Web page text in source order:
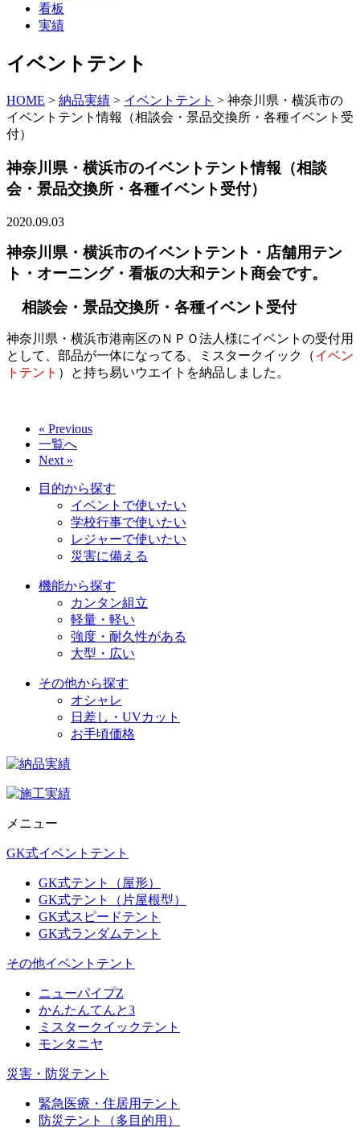
看板
実績
イベントテント
HOME > 納品実績 > イベントテント > 神奈川県・横浜市の
イベントテント情報（相談会・景品交換所・各種イベント受
付）
神奈川県・横浜市のイベントテント情報（相談
会・景品交換所・各種イベント受付）
2020.09.03
神奈川県・横浜市のイベントテント・店舗用テン
ト・オーニング・看板の大和テント商会です。
相談会・景品交換所・各種イベント受付
神奈川県・横浜市港南区のＮＰＯ法人様にイベントの受付用
として、部品が一体になってる、ミスタークイック（イベン
トテント ）と持ち易いウエイトを納品しました。
« Previous
一覧へ
Next »
目的から探す
イベントで使いたい
学校行事で使いたい
レジャーで使いたい
災害に備える
機能から探す
カンタン組立
軽量・軽い
強度・耐久性がある
大型・広い
その他から探す
オシャレ
日差し・UVカット
お手頃価格
メニュー
GK式イベントテント
GK式テント（屋形）
GK式テント（片屋根型）
GK式スピードテント
GK式ランダムテント
その他イベントテント
ニューパイプZ
かんたんてんと3
ミスタークイックテント
モンタニヤ
災害・防災テント
緊急医療・住居用テント
防災テント（多目的用）